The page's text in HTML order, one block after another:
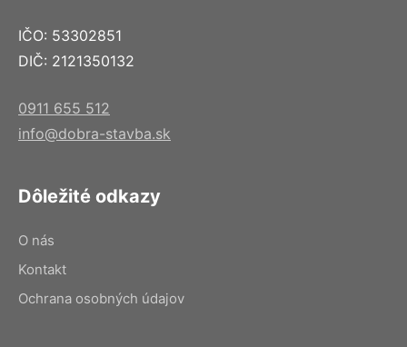
IČO: 53302851
DIČ: 2121350132
0911 655 512
info@dobra-stavba.sk
Dôležité odkazy
O nás
Kontakt
Ochrana osobných údajov